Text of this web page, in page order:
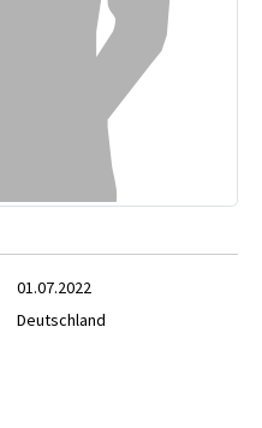
01.07.2022
Deutschland